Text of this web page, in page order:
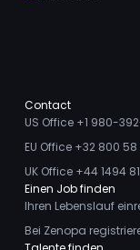
Contact
US Office +1 980-
EU Office +32 800 58
UK Office +44 1494
Einen Job finden
Ihren Lebenslauf
Bei Zenopa